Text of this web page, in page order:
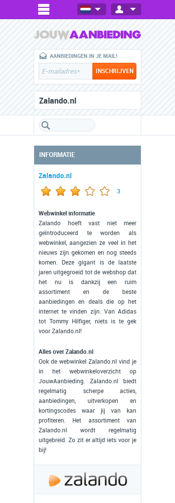
AANBIEDINGEN IN JE MAIL!
Zalando.nl
INFORMATIE
Zalando.nl
3
Webwinkel informatie
Zalando hoeft vast niet meer
geïntroduceerd te worden als
webwinkel, aangezien ze veel in het
nieuws zijn gekomen en nog steeds
komen. Deze gigant is de laatste
jaren uitgegroeid tot de webshop dat
het nu is dankzij een ruim
assortiment en de beste
aanbiedingen en deals die op het
internet te vinden zijn. Van Adidas
tot Tommy Hilfiger, niets is te gek
voor Zalando.nl!
Alles over Zalando.nl
Ook de webwinkel Zalando.nl vind je
in het webwinkeloverzicht op
JouwAanbieding. Zalando.nl biedt
regelmatig scherpe acties,
aanbiedingen, uitverkopen en
kortingscodes waar jij van kan
profiteren. Het assortiment van
Zalando.nl wordt regelmatig
uitgebreid. Zo zit er altijd iets voor je
bij!